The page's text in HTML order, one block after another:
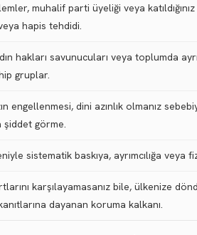
muhalif parti üyeliği veya
hapis tehdidi.
hakları savunucuları veya toplumda
gruplar.
engellenmesi, dini azınlık olmanız
görme.
sistematik baskıya, ayrımcılığa veya
karşılayamasanız bile, ülkenize
dayanan koruma kalkanı.